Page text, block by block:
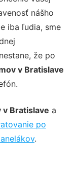
nášho
iba ľudia, sme
že po
v Bratislave
Bratislave a
po
.